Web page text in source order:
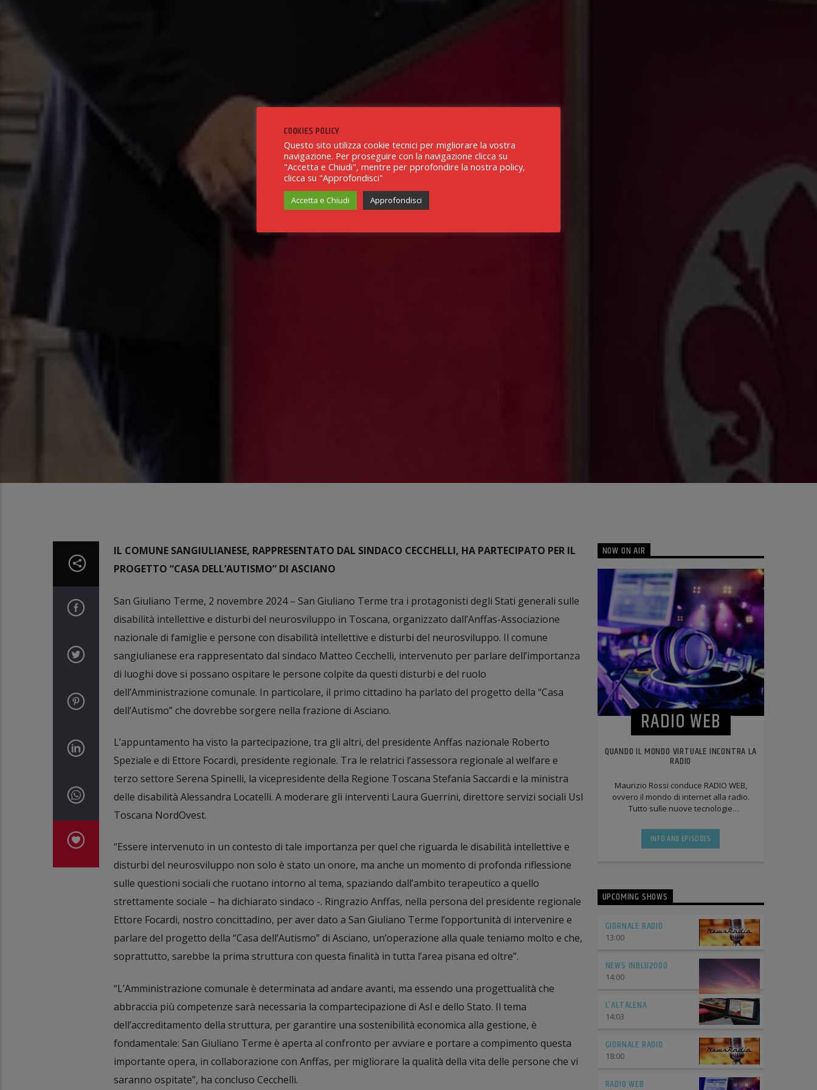
IL COMUNE SANGIULIANESE, RAPPRESENTATO DAL SINDACO CECCHELLI, HA PARTECIPATO PER IL
PROGETTO “CASA DELL’AUTISMO” DI ASCIANO
San Giuliano Terme, 2 novembre 2024 – San Giuliano Terme tra i protagonisti degli Stati generali sulle
disabilità intellettive e disturbi del neurosviluppo in Toscana, organizzato dall’Anffas-Associazione
nazionale di famiglie e persone con disabilità intellettive e disturbi del neurosviluppo. Il comune
sangiulianese era rappresentato dal sindaco Matteo Cecchelli, intervenuto per parlare dell’importanza
di luoghi dove si possano ospitare le persone colpite da questi disturbi e del ruolo
dell’Amministrazione comunale. In particolare, il primo cittadino ha parlato del progetto della “Casa
dell’Autismo” che dovrebbe sorgere nella frazione di Asciano.
L’appuntamento ha visto la partecipazione, tra gli altri, del presidente Anffas nazionale Roberto
Speziale e di Ettore Focardi, presidente regionale. Tra le relatrici l’assessora regionale al welfare e
terzo settore Serena Spinelli, la vicepresidente della Regione Toscana Stefania Saccardi e la ministra
delle disabilità Alessandra Locatelli. A moderare gli interventi Laura Guerrini, direttore servizi sociali Usl
Toscana NordOvest.
“Essere intervenuto in un contesto di tale importanza per quel che riguarda le disabilità intellettive e
disturbi del neurosviluppo non solo è stato un onore, ma anche un momento di profonda riflessione
sulle questioni sociali che ruotano intorno al tema, spaziando dall’ambito terapeutico a quello
strettamente sociale – ha dichiarato sindaco -. Ringrazio Anffas, nella persona del presidente regionale
Ettore Focardi, nostro concittadino, per aver dato a San Giuliano Terme l’opportunità di intervenire e
parlare del progetto della “Casa dell’Autismo” di Asciano, un’operazione alla quale teniamo molto e che,
soprattutto, sarebbe la prima struttura con questa finalità in tutta l’area pisana ed oltre”.
“L’Amministrazione comunale è determinata ad andare avanti, ma essendo una progettualità che
abbraccia più competenze sarà necessaria la compartecipazione di Asl e dello Stato. Il tema
dell’accreditamento della struttura, per garantire una sostenibilità economica alla gestione, è
fondamentale: San Giuliano Terme è aperta al confronto per avviare e portare a compimento questa
importante opera, in collaborazione con Anffas, per migliorare la qualità della vita delle persone che vi
saranno ospitate”, ha concluso Cecchelli.
NOW ON AIR
RADIO WEB
QUANDO IL MONDO VIRTUALE INCONTRA LA
RADIO
Maurizio Rossi conduce RADIO WEB,
ovvero il mondo di internet alla radio.
Tutto sulle nuove tecnologie
letteralmente sotto [...]
INFO AND EPISODES
UPCOMING SHOWS
GIORNALE RADIO
13:00
NEWS INBLU2000
14:00
L’ALTALENA
14:03
GIORNALE RADIO
18:00
RADIO WEB
COOKIES POLICY
Questo sito utilizza cookie tecnici per migliorare la vostra
navigazione. Per proseguire con la navigazione clicca su
"Accetta e Chiudi", mentre per pprofondire la nostra policy,
clicca su "Approfondisci"
Accetta e Chiudi Approfondisci